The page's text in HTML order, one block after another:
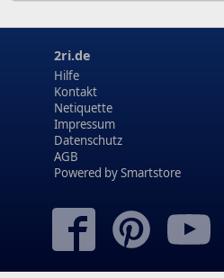
2ri.de
Hilfe
Kontakt
Netiquette
Impressum
Datenschutz
AGB
Powered bySmartstore